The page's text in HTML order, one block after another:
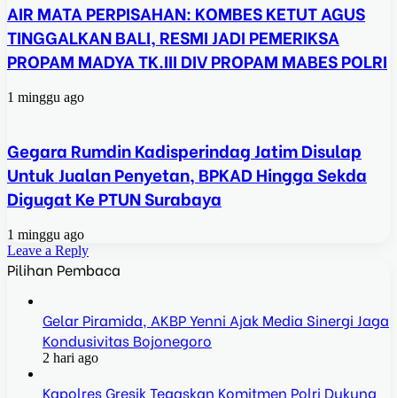
AIR MATA PERPISAHAN: KOMBES KETUT AGUS
TINGGALKAN BALI, RESMI JADI PEMERIKSA
PROPAM MADYA TK.III DIV PROPAM MABES POLRI
1 minggu ago
Gegara Rumdin Kadisperindag Jatim Disulap
Untuk Jualan Penyetan, BPKAD Hingga Sekda
Digugat Ke PTUN Surabaya
1 minggu ago
Leave a Reply
Pilihan Pembaca
Gelar Piramida, AKBP Yenni Ajak Media Sinergi Jaga
Kondusivitas Bojonegoro
2 hari ago
Kapolres Gresik Tegaskan Komitmen Polri Dukung